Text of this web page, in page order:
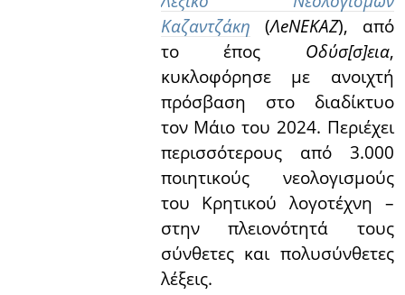
Καζαντζάκη (ΛeΝΕΚΑΖ), από
το έπος Οδύσ[σ]εια,
κυκλοφόρησε με ανοιχτή
πρόσβαση στο διαδίκτυο
τον Μάιο του 2024. Περιέχει
περισσότερους από 3.000
ποιητικούς νεολογισμούς
του Κρητικού λογοτέχνη –
στην πλειονότητά τους
σύνθετες και πολυσύνθετες
λέξεις.